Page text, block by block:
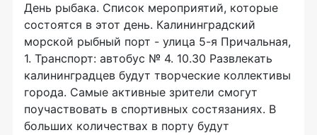
День рыбака. Список мероприятий, которые
состоятся в этот день. Калининградский
морской рыбный порт - улица 5-я Причальная,
1. Транспорт: автобус № 4. 10.30 Развлекать
калининградцев будут творческие коллективы
города. Самые активные зрители смогут
поучаствовать в спортивных состязаниях. В
больших количествах в порту будут